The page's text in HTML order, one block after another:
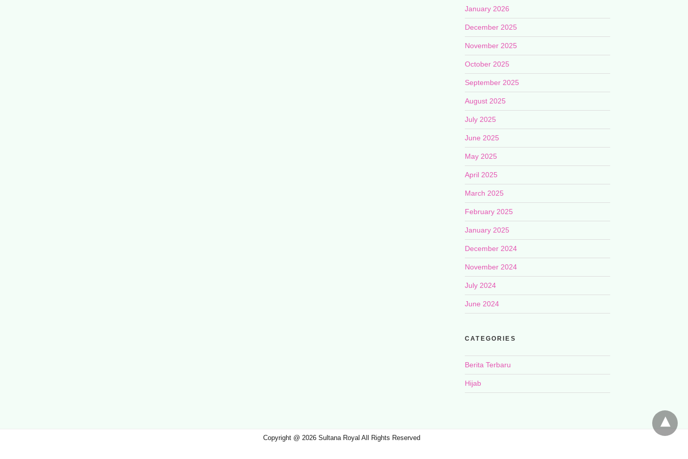
January 2026
December 2025
November 2025
October 2025
September 2025
August 2025
July 2025
June 2025
May 2025
April 2025
March 2025
February 2025
January 2025
December 2024
November 2024
July 2024
June 2024
CATEGORIES
Berita Terbaru
Hijab
Copyright @ 2026 Sultana Royal All Rights Reserved